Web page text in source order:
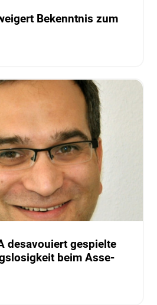
Bekenntnis zum
desavouiert gespielte
beim Asse-